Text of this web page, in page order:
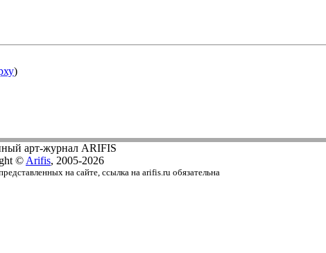
)
арт-журнал ARIFIS
© Arifis, 2005-2026
на сайте, ссылка на arifis.ru обязательна